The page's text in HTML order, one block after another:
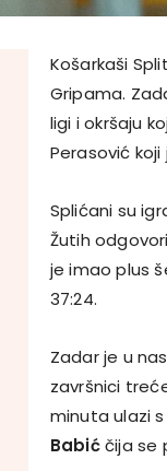
Košarkaši
Gripama.
ligi i okršaju
Perasović
Splićani su
Žutih
je imao plus
37:24.
Zadar je u
završnici
minuta ulazi
Babićčija se